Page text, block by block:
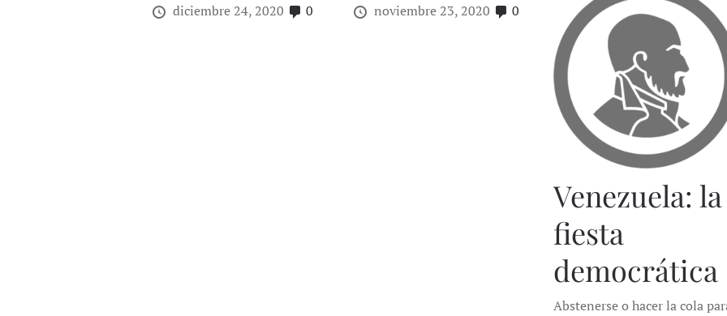
diciembre 24, 2020
0
noviembre 23, 2020
0
Venezuela: la
fiesta
democrática
Abstenerse o hacer la cola